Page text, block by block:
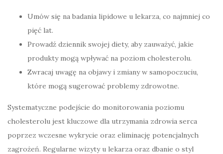
Umów się na badania lipidowe u lekarza, co najmniej co
pięć lat.
Prowadź dziennik swojej diety, aby zauważyć, jakie
produkty mogą wpływać na poziom cholesterolu.
Zwracaj uwagę na objawy i zmiany w samopoczuciu,
które mogą sugerować problemy zdrowotne.
Systematyczne podejście do monitorowania poziomu
cholesterolu jest kluczowe dla utrzymania zdrowia serca
poprzez wczesne wykrycie oraz eliminację potencjalnych
zagrożeń. Regularne wizyty u lekarza oraz dbanie o styl